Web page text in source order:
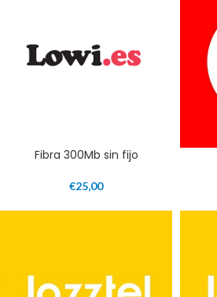
Fibra 300Mb sin fijo
€25,00